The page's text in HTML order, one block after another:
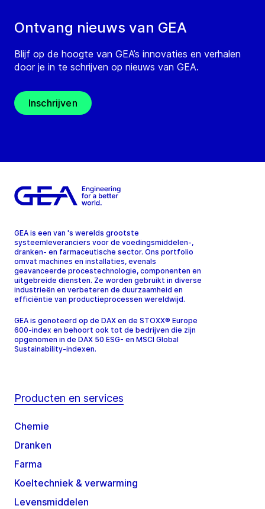
Ontvang nieuws van GEA
Blijf op de hoogte van GEA’s innovaties en verhalen
door je in te schrijven op nieuws van GEA.
Inschrijven
GEA is een van 's werelds grootste
systeemleveranciers voor de voedingsmiddelen-,
dranken- en farmaceutische sector. Ons portfolio
omvat machines en installaties, evenals
geavanceerde procestechnologie, componenten en
uitgebreide diensten. Ze worden gebruikt in diverse
industrieën en verbeteren de duurzaamheid en
efficiëntie van productieprocessen wereldwijd.
GEA is genoteerd op de DAX en de STOXX® Europe
600-index en behoort ook tot de bedrijven die zijn
opgenomen in de DAX 50 ESG- en MSCI Global
Sustainability-indexen.
Producten en services
Chemie
Dranken
Farma
Koeltechniek & verwarming
Levensmiddelen